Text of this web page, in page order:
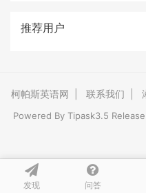
发现 问答
推荐用户
柯帕斯英语网 联系我们
Powered By Tipask3.5